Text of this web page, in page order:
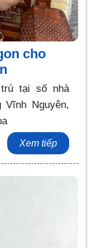
cho
tại số nhà
Vĩnh Nguyên,
Xem tiếp